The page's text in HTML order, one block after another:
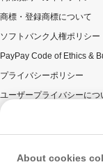
商標・登録商標について
ソフトバンク人権ポリシー
PayPay Code of Ethics &
プライバシーポリシー
ユーザープライバシーにつ
ウェブサイト利用規約
反社会的勢力に対する方針
About cookies